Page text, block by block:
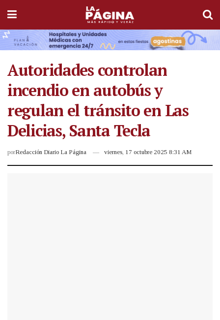
Autoridades controlan
incendio en autobús y
regulan el tránsito en Las
Delicias, Santa Tecla
porRedacción Diario La Página viernes, 17 octubre 2025 8:31 AM